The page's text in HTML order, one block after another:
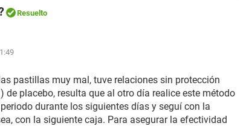
Resuelto
pastillas muy mal, tuve relaciones sin protección
de placebo, resulta que al otro día realice este método
durante los siguientes días y seguí con la
con la siguiente caja. Para asegurar la efectividad